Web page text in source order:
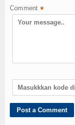
Comment *